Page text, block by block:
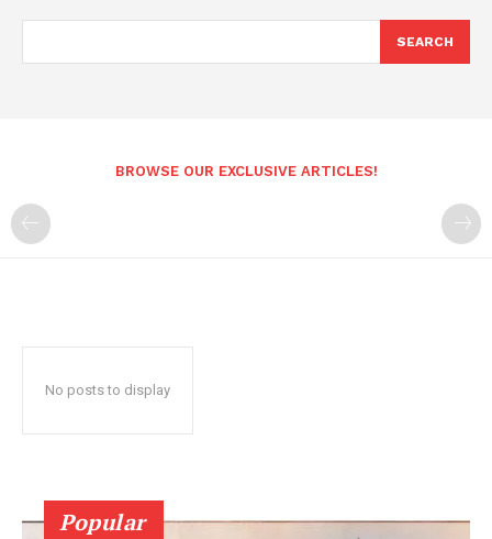
SEARCH
BROWSE OUR EXCLUSIVE ARTICLES!
No posts to display
Popular